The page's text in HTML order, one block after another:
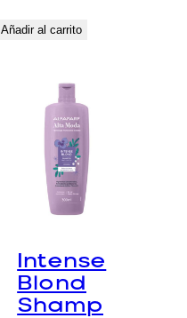
Añadir al carrito
Intense
Blond
Shamp